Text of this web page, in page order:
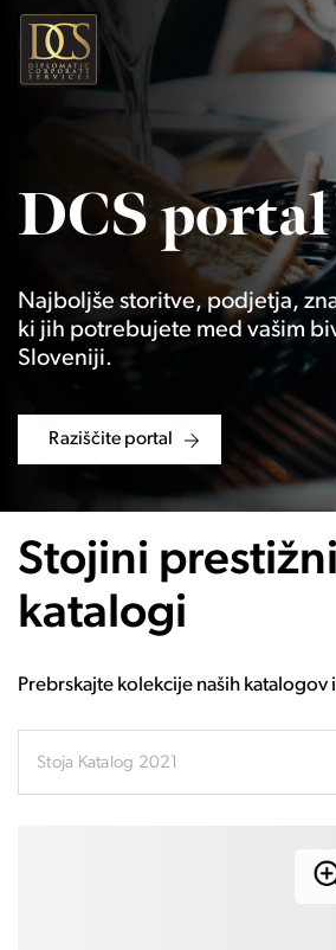
DCS portal
Najboljše storitve, podjetja,
ki jih potrebujete med vašim
Sloveniji.
Raziščite portal
Stojini prestižni
katalogi
Prebrskajte kolekcije naših katalogov
Stoja Katalog 2021